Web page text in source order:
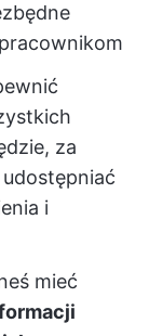
za
i
mieć